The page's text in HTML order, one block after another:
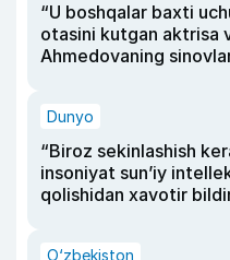
“U boshqalar baxti
otasini kutgan aktrisa
Ahmedovaning
Dunyo
“Biroz sekinlashish
insoniyat sun’iy
qolishidan xavotir
O‘zbekiston